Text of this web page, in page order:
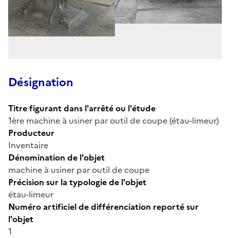
Désignation
Titre figurant dans l'arrêté ou l'étude
1ère machine à usiner par outil de coupe (étau-limeur)
Producteur
Inventaire
Dénomination de l'objet
machine à usiner par outil de coupe
Précision sur la typologie de l'objet
étau-limeur
Numéro artificiel de différenciation reporté sur
l'objet
1